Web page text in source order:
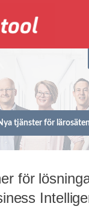
tjänster för
för